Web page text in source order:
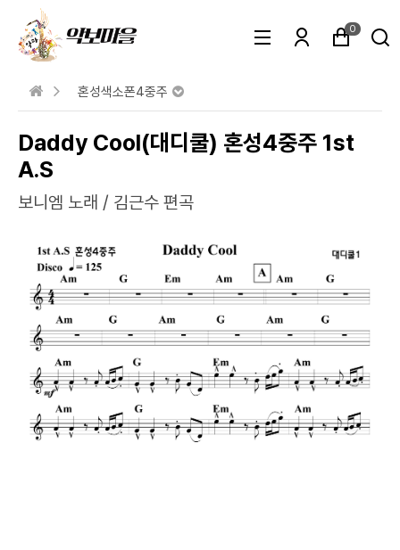
0
혼성색소폰4중주
Daddy Cool(대디쿨) 혼성4중주 1st
A.S
보니엠 노래 / 김근수 편곡